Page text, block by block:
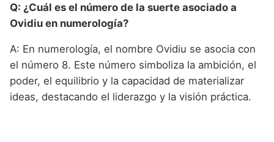
Q: ¿Cuál es el número de la suerte asociado a
Ovidiu en numerología?
A: En numerología, el nombre Ovidiu se asocia con
el número 8. Este número simboliza la ambición, el
poder, el equilibrio y la capacidad de materializar
ideas, destacando el liderazgo y la visión práctica.